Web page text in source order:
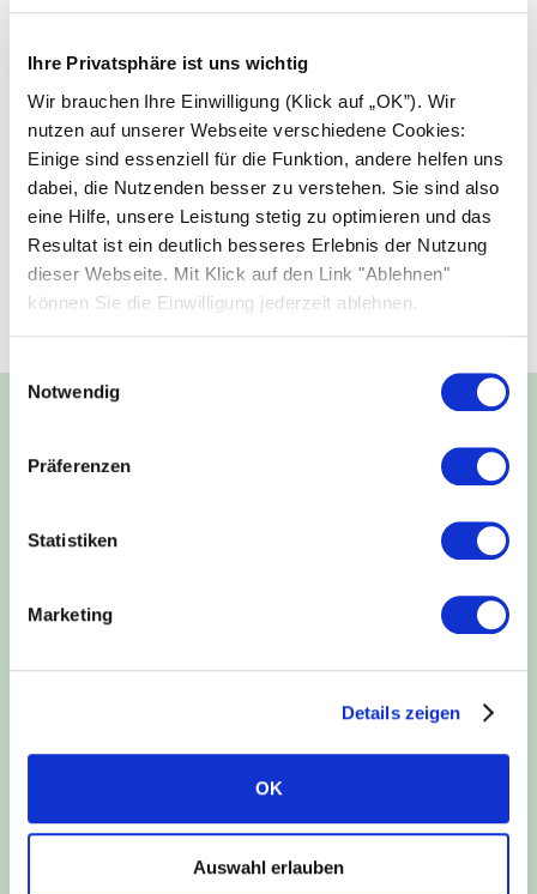
Ihre Privatsphäre ist uns wichtig
Wir brauchen Ihre Einwilligung (Klick auf „OK”). Wir
nutzen auf unserer Webseite verschiedene Cookies:
Einige sind essenziell für die Funktion, andere helfen uns
dabei, die Nutzenden besser zu verstehen. Sie sind also
eine Hilfe, unsere Leistung stetig zu optimieren und das
Resultat ist ein deutlich besseres Erlebnis der Nutzung
dieser Webseite. Mit Klick auf den Link "Ablehnen"
können Sie die Einwilligung jederzeit ablehnen.
Notwendig
Präferenzen
Statistiken
Marketing
Details zeigen
OK
Auswahl erlauben
Energie für Generationen:
Unser Versprechen für eine
nachhaltige Welt.